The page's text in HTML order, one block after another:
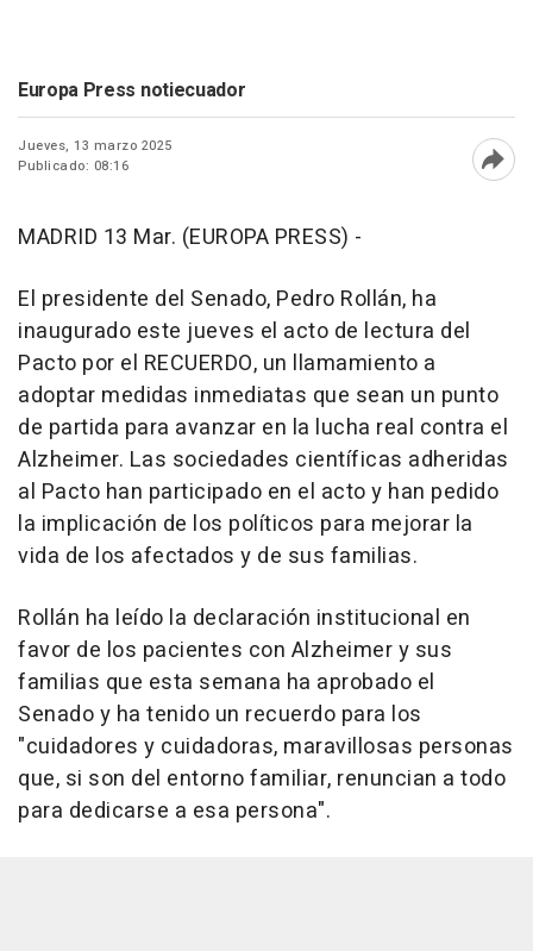
Europa Press notiecuador
Jueves, 13 marzo 2025
Publicado: 08:16
MADRID 13 Mar. (EUROPA PRESS) -
El presidente del Senado, Pedro Rollán, ha
inaugurado este jueves el acto de lectura del
Pacto por el RECUERDO, un llamamiento a
adoptar medidas inmediatas que sean un punto
de partida para avanzar en la lucha real contra el
Alzheimer. Las sociedades científicas adheridas
al Pacto han participado en el acto y han pedido
la implicación de los políticos para mejorar la
vida de los afectados y de sus familias.
Rollán ha leído la declaración institucional en
favor de los pacientes con Alzheimer y sus
familias que esta semana ha aprobado el
Senado y ha tenido un recuerdo para los
"cuidadores y cuidadoras, maravillosas personas
que, si son del entorno familiar, renuncian a todo
para dedicarse a esa persona".